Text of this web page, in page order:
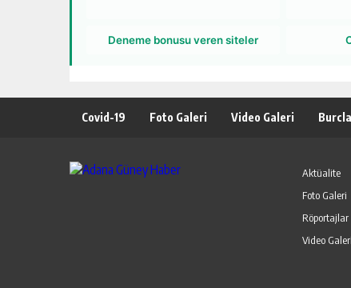
Deneme bonusu veren siteler
Covid-19 Foto Galeri Video Galeri
Aktüalite
Foto Galeri
Röportajlar
Video Galeri